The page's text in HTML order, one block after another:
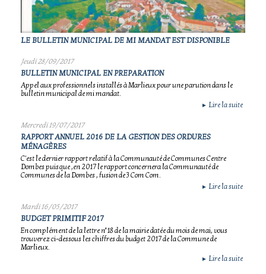
LE BULLETIN MUNICIPAL DE MI MANDAT EST DISPONIBLE
Jeudi 28/09/2017
BULLETIN MUNICIPAL EN PREPARATION
Appel aux professionnels installés à Marlieux pour une parution dans le
bulletin municipal de mi mandat.
► Lire la suite
Mercredi 19/07/2017
RAPPORT ANNUEL 2016 DE LA GESTION DES ORDURES
MÉNAGÈRES
C'est le dernier rapport relatif à la Communauté de Communes Centre
Dombes puisque ,en 2017 le rapport concernera la Communauté de
Communes de la Dombes , fusion de 3 Com Com.
► Lire la suite
Mardi 16/05/2017
BUDGET PRIMITIF 2017
En complément de la lettre n°18 de la mairie datée du mois de mai, vous
trouverez ci-dessous les chiffres du budget 2017 de la Commune de
Marlieux.
► Lire la suite